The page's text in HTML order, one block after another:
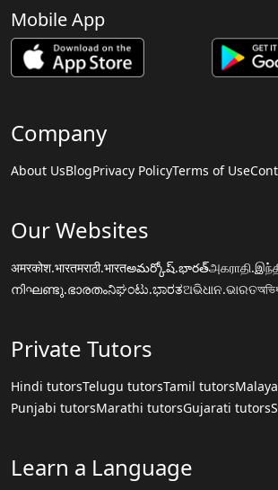
Mobile App
Company
About UsBlogPrivacy PolicyTerms of Use
Our Websites
अमरकोश.भारतमराठी.भारतఅమర్కోష్.భారత్
നിഘണ്ടു.ഭാരതംನಿಘಂಟು.ಭಾರತଅଭିଧାନ.ଭାରତ
Private Tutors
Hindi tutorsTelugu tutorsTamil tutors
Punjabi tutorsMarathi tutorsGujarati tutors
Learn a Language